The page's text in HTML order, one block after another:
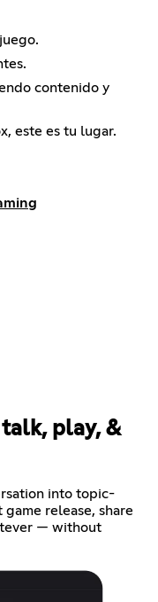
contenido y
este es tu lugar.
play, &
into topic-
release, share
— without